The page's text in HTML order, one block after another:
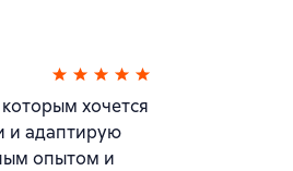
хочется
и адаптирую
опытом и